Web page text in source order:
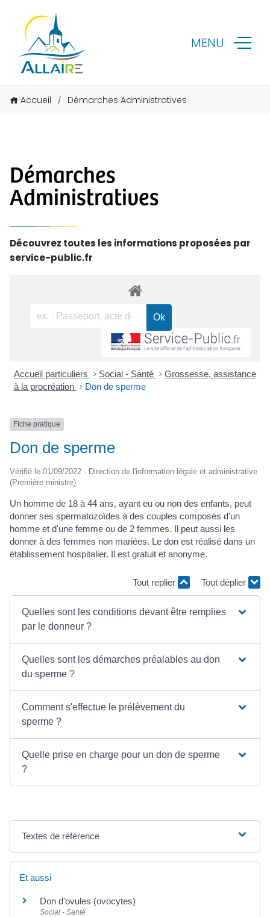
MENU
Accueil / Démarches Administratives
Démarches
Administratives
Découvrez toutes les informations proposées par
service-public.fr
Accueil particuliers > Social - Santé > Grossesse, assistance
à la procréation > Don de sperme
Fiche pratique
Don de sperme
Vérifié le 01/09/2022 - Direction de l'information légale et administrative
(Première ministre)
Un homme de 18 à 44 ans, ayant eu ou non des enfants, peut
donner ses spermatozoïdes à des couples composés d'un
homme et d'une femme ou de 2 femmes. Il peut aussi les
donner à des femmes non mariées. Le don est réalisé dans un
établissement hospitalier. Il est gratuit et anonyme.
Tout replier Tout déplier
Quelles sont les conditions devant être remplies
par le donneur ?
Quelles sont les démarches préalables au don
du sperme ?
Comment s'effectue le prélèvement du
sperme ?
Quelle prise en charge pour un don de sperme
?
Textes de référence
Et aussi
Don d'ovules (ovocytes)
Social - Santé